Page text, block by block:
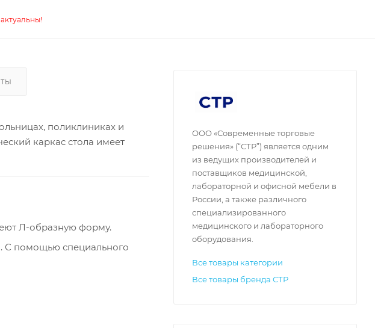
поликлиниках и
каркас стола имеет
Л-образную форму.
С помощью специального
ООО «Современные торговые
решения» (“СТР”) является одним
из ведущих производителей и
поставщиков медицинской,
лабораторной и офисной мебели в
России, а также различного
специализированного
медицинского и лабораторного
оборудования.
Все товары категории
Все товары бренда СТР